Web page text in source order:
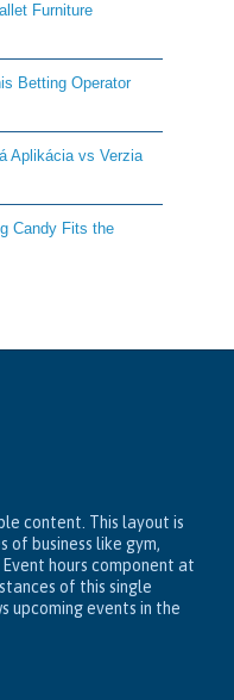
Furniture
Betting Operator
Aplikácia vs Verzia
Candy Fits the
content. This layout is
of business like gym,
hours component at
of this single
upcoming events in the